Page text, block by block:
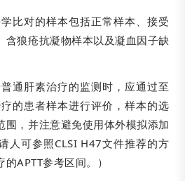
比对的样本包括正常样本、接受
含狼疮抗凝物样本以及凝血因子缺
通肝素治疗的监测时，应通过至
的患者样本进行评价，样本的选
围，并注意避免使用体外模拟添加
人可参照CLSI H47文件推荐的方
APTT参考区间。）